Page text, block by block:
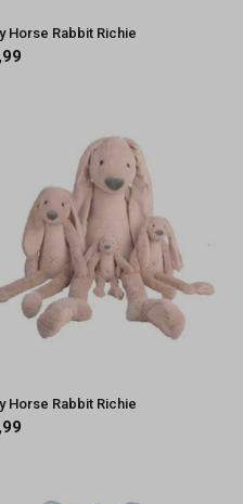
Horse Rabbit Richie
Horse Rabbit Richie